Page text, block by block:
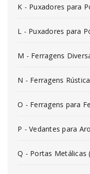
K - Puxadores para
L - Puxadores para
M - Ferragens
N - Ferragens
O - Ferragens para
P - Vedantes para
Q - Portas Metálicas